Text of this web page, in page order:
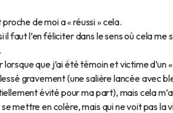
de moi a « réussi » cela.
il faut l’en féliciter dans le sens où cela
que j’ai été témoin et victime d’un
gravement (une salière lancée avec
évité pour ma part), mais cela
mettre en colère, mais qui ne voit pas la